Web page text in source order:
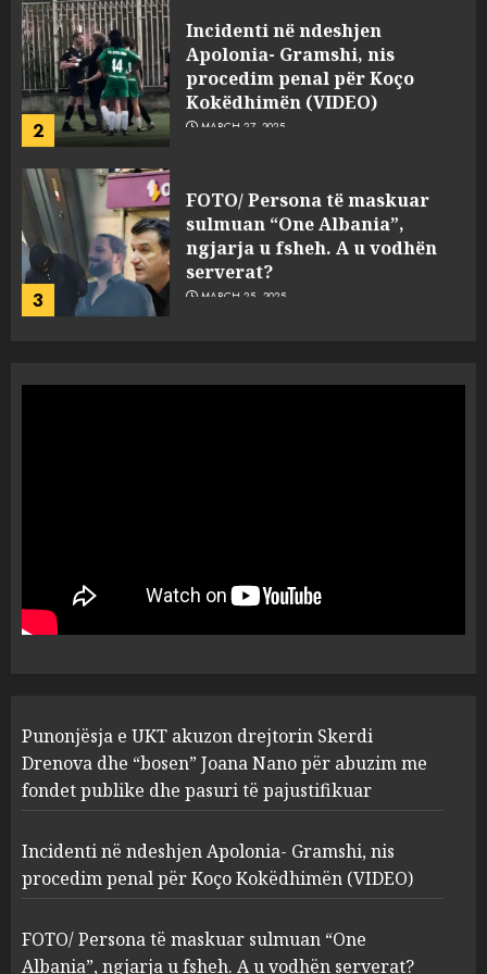
3
FOTO/ Persona të maskuar
sulmuan “One Albania”,
ngjarja u fsheh. A u vodhën
serverat?
MARCH 25, 2025
4
Prokuroria jep pretencën, ja
çfarë dënimi kërkon për
Mariela dhe Antonela
Berishën
MARCH 25, 2025
1
“bosen” Joana Nano për
abuzim me fondet publike dhe
pasuri të pajustifikuar
2
Apolonia- Gramshi, nis
procedim penal për Koço
Kokëdhimën (VIDEO)
MARCH 27, 2025
FOTO/ Persona të maskuar
sulmuan “One Albania”,
ngjarja u fsheh. A u vodhën
serverat?
Punonjësja e UKT akuzon drejtorin Skerdi
Drenova dhe “bosen” Joana Nano për abuzim me
fondet publike dhe pasuri të pajustifikuar
Incidenti në ndeshjen Apolonia- Gramshi, nis
procedim penal për Koço Kokëdhimën (VIDEO)
FOTO/ Persona të maskuar sulmuan “One
Albania”, ngjarja u fsheh. A u vodhën serverat?